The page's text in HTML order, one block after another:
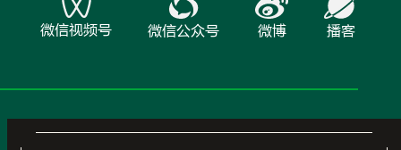
微信视频号 微信公众号 微博 播客